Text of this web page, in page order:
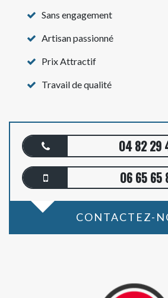
Sans engagement
Artisan passionné
Prix Attractif
Travail de qualité
04 82 29
06 65 65
CONTACTEZ-